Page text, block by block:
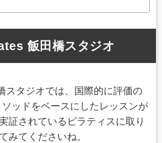
飯田橋スタジオ
スタジオでは、国際的に評価の
ッドをベースにしたレッスンが
証されているピラティスに取り
みてくださいね。